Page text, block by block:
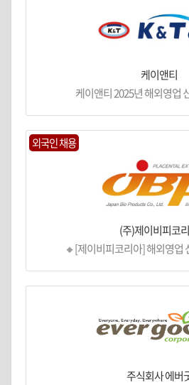
케이앤티
케이앤티 2025년 해외영업
외국인 채용
(주)제이비피코
🔸[제이비피코리아] 해외영업
주식회사 에버